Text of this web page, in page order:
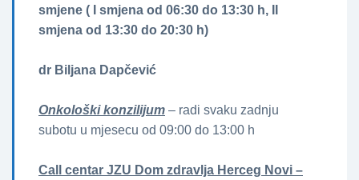
smjene ( I smjena od 06:30 do 13:30 h, II
smjena od 13:30 do 20:30 h)
dr Biljana Dapčević
Onkološki konzilijum – radi svaku zadnju
subotu u mjesecu od 09:00 do 13:00 h
Call centar JZU Dom zdravlja Herceg Novi –